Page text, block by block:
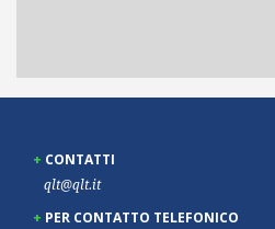
CONTATTI
qlt@qlt.it
PER CONTATTO TELEFONICO